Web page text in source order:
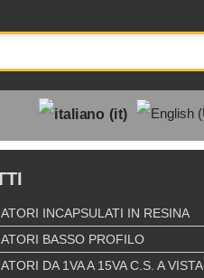
INCAPSULATI IN RESINA
BASSO PROFILO
DA 1VA A 15VA C.S. A VISTA